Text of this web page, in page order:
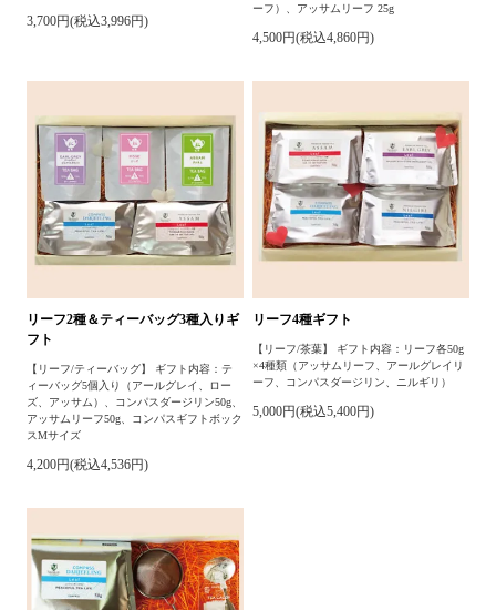
3,700円(税込3,996円)
ーフ）、アッサムリーフ 25g
4,500円(税込4,860円)
リーフ2種＆ティーバッグ3種入りギ
フト
【リーフ/ティーバッグ】 ギフト内容：テ
ィーバッグ5個入り（アールグレイ、ロー
ズ、アッサム）、コンパスダージリン50g、
アッサムリーフ50g、コンパスギフトボック
スMサイズ
4,200円(税込4,536円)
リーフ4種ギフト
【リーフ/茶葉】 ギフト内容：リーフ各50g
×4種類（アッサムリーフ、アールグレイリ
ーフ、コンパスダージリン、ニルギリ）
5,000円(税込5,400円)